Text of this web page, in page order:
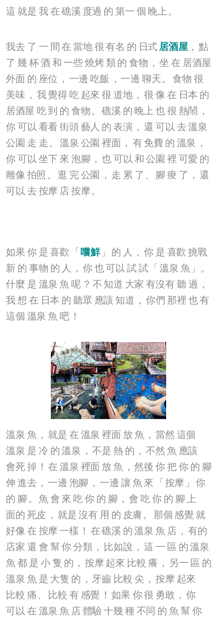
這 就是 我 在礁溪 度過 的 第一 個 晚上 。
我去 了 一 間 在 當地很有名 的 日式居酒屋 ， 點
了 幾 杯酒 和 一些燒烤 類的 食物 ， 坐 在 居酒屋
外面 的 座位 ， 一邊 吃飯 ， 一邊 聊天。 食物 很
美味 ， 我覺得 吃 起來 很 道地 ， 很 像 在 日本 的
居酒屋 吃到 的 食物。 礁溪 的 晚上 也很 熱鬧 ，
你可以看看 街頭藝人 的 表演 ， 還 可以去溫泉
公園 走 走。 溫泉 公園 裡面 ， 有 免費 的 溫泉 ，
你可以坐下 來 泡腳 ， 也可以和 公園 裡 可愛 的
雕像 拍照 。 逛 完公園 ， 走 累 了 、 腳 痠 了 ， 還
可以去 按摩 店 按摩。
如果 你 是喜歡 「 嚐鮮」 的 人 ， 你 是 喜歡 挑戰
新 的 事物 的 人 ， 你也可以試 試 「 溫泉 魚 」。
什麼 是 溫泉 魚 呢 ？ 不 知道 大家 有沒有 聽過 ，
我 想 在 日本 的 聽眾 應該 知道 ， 你們 那裡 也有
這個 溫泉 魚 吧 ！
溫泉 魚 ， 就是 在 溫泉 裡面 放 魚 ， 當然 這個
溫泉 是 冷 的溫泉 ， 不是 熱 的 ， 不然 魚 應該
會死掉 ！ 在 溫泉 裡面 放 魚 ， 然後 你把 你 的 腳
伸 進去 ， 一邊 泡腳 ， 一邊 讓 魚來 「按摩 」 你
的 腳 。 魚 會來 吃你 的 腳 ， 會 吃你 的 腳上
面的 死皮 ， 就是沒有 用 的 皮膚 。 那個 感覺 就
好像 在 按摩 一樣 ！ 在礁溪 的溫泉 魚 店 ， 有的
店家 還 會 幫你分類 ， 比如說 ， 這 一 區 的溫泉
魚 都 是 小隻 的 ， 按摩 起來 比較 癢 ， 另一 區 的
溫泉 魚 是 大隻 的 ， 牙齒 比較 尖 ， 按摩 起來
比較 痛、 比較 有 感覺 ！ 如果 你很 勇敢 ， 你
可以在 溫泉 魚 店 體驗 十幾 種 不同 的 魚 幫 你